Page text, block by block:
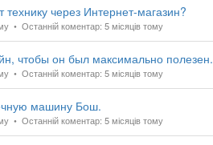
через Интернет-магазин?
Останній коментар: 5 місяців тому
чтобы он был максимально полезен.
Останній коментар: 5 місяців тому
машину Бош.
Останній коментар: 5 місяців тому